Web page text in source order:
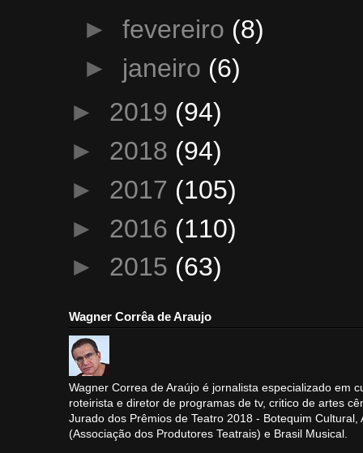
► fevereiro (8)
► janeiro (6)
► 2019 (94)
► 2018 (94)
► 2017 (105)
► 2016 (110)
► 2015 (63)
Wagner Corrêa de Araujo
Wagner Correa de Araújo é jornalista especializado em
roteirista e diretor de programas de tv, critico de artes
Jurado dos Prêmios de Teatro 2018 - Botequim Cultural,
(Associação dos Produtores Teatrais) e Brasil Musical.